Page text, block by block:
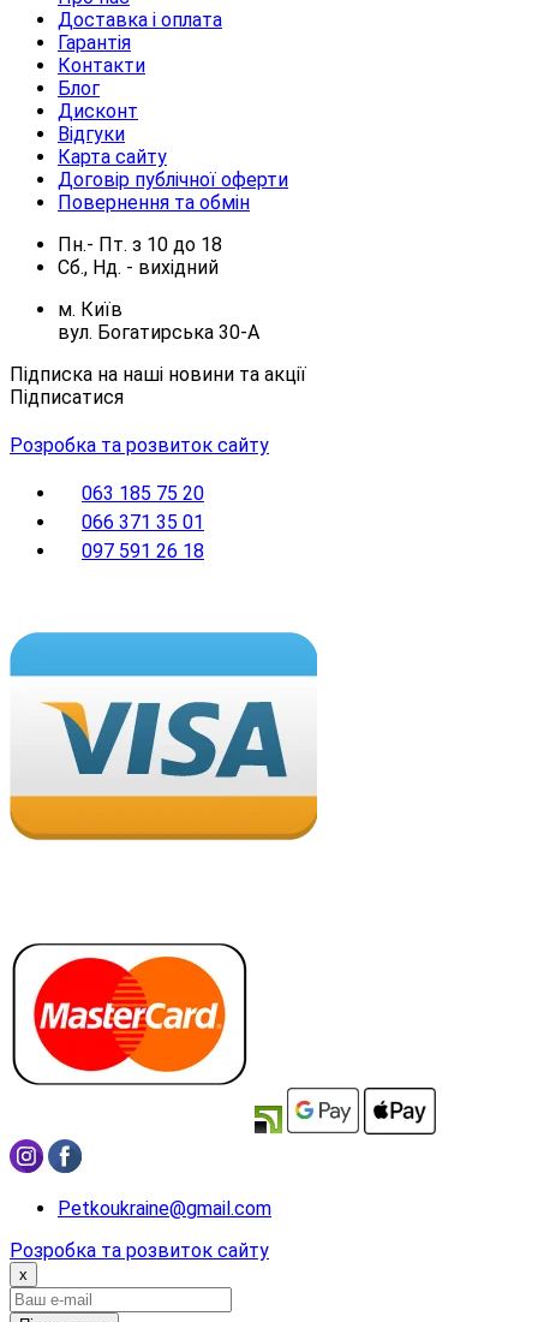
Доставка і оплата
Гарантія
Контакти
Блог
Дисконт
Відгуки
Карта сайту
Договір публічної оферти
Повернення та обмін
Пн.- Пт. з 10 до 18
Сб., Нд. - вихідний
м. Київ
вул. Богатирська 30-А
Підписка на наші новини та акції
Підписатися
Розробка та розвиток сайту
063 185 75 20
066 371 35 01
097 591 26 18
Petkoukraine@gmail.com
Розробка та розвиток сайту
x